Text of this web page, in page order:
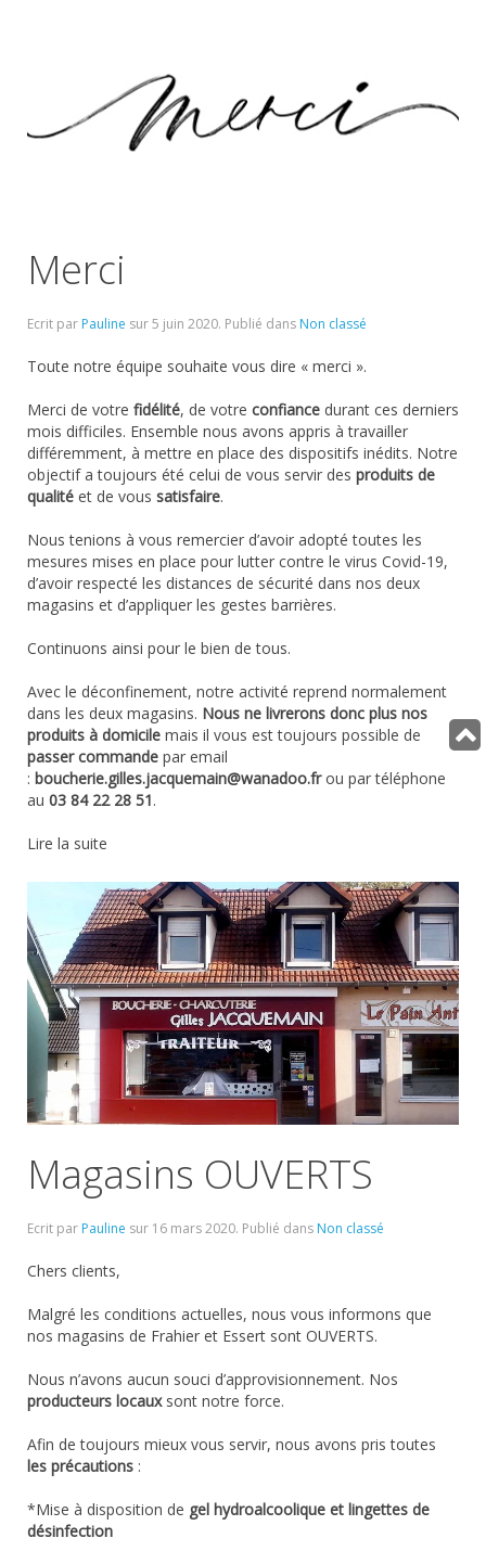
Merci
Ecrit par Pauline sur5 juin 2020. Publié dans Non classé
Toute notre équipe souhaite vous dire « merci ».
Merci de votre fidélité, de votre confiance durant ces derniers
mois difficiles. Ensemble nous avons appris à travailler
différemment, à mettre en place des dispositifs inédits. Notre
objectif a toujours été celui de vous servir des produits de
qualité et de vous satisfaire.
Nous tenions à vous remercier d’avoir adopté toutes les
mesures mises en place pour lutter contre le virus Covid-19,
d’avoir respecté les distances de sécurité dans nos deux
magasins et d’appliquer les gestes barrières.
Continuons ainsi pour le bien de tous.
Avec le déconfinement, notre activité reprend normalement
dans les deux magasins. Nous ne livrerons donc plus nos
produits à domicile mais il vous est toujours possible de
passer commande par email
: boucherie.gilles.jacquemain@wanadoo.frou par téléphone
au 03 84 22 28 51.
Lire la suite
Magasins OUVERTS
Ecrit par Pauline sur 16 mars 2020. Publié dans Non classé
Chers clients,
Malgré les conditions actuelles, nous vous informons que
nos magasins de Frahier et Essert sont OUVERTS.
Nous n’avons aucun souci d’approvisionnement. Nos
producteurs locauxsont notre force.
Afin de toujours mieux vous servir, nous avons pris toutes
les précautions :
*Mise à disposition de gel hydroalcoolique et lingettes de
désinfection